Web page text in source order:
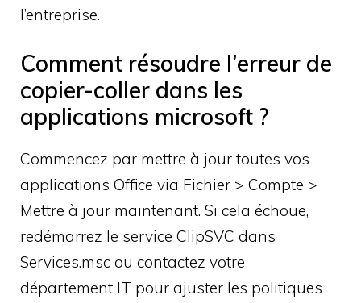
l’entreprise.
Comment résoudre l’erreur de
copier-coller dans les
applications microsoft ?
Commencez par mettre à jour toutes vos
applications Office via Fichier > Compte >
Mettre à jour maintenant. Si cela échoue,
redémarrez le service ClipSVC dans
Services.msc ou contactez votre
département IT pour ajuster les politiques